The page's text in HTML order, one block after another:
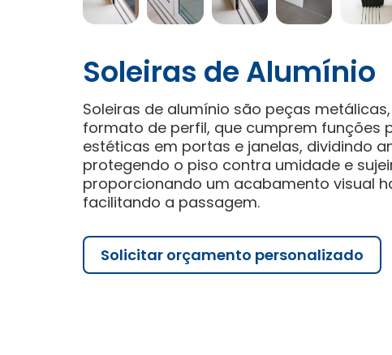
Soleiras de Alumínio
Soleiras de alumínio são peças
formato de perfil, que cumprem funções
estéticas em portas e janelas, dividindo
protegendo o piso contra umidade e
proporcionando um acabamento visual
facilitando a passagem.
Solicitar orçamento personalizado